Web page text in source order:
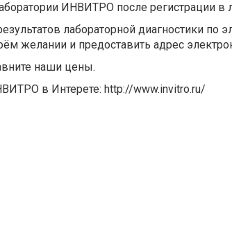
ИНВИТРО после регистрации в
лабораторной диагностики по
желании и предоставить адрес
наши цены.
в Интерете: http://www.invitro.ru/